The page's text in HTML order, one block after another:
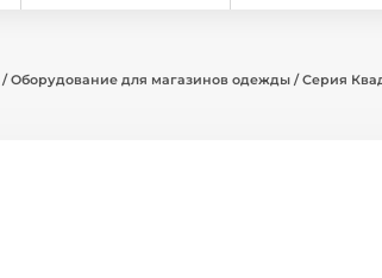
/Оборудование для магазинов одежды /Серия